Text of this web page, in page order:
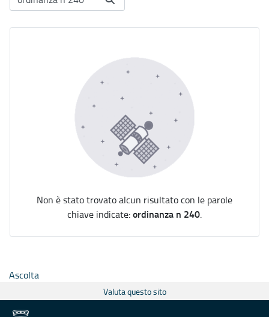
Non è stato trovato alcun risultato con le parole
chiave indicate:ordinanza n 240.
Ascolta
Valuta questo sito